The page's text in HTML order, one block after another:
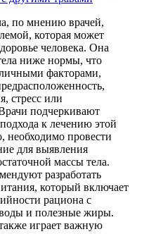
по мнению врачей,
которая может
человека. Она
ниже нормы, что
факторами,
стресс или
подчеркивают
к лечению этой
необходимо провести
для выявления
массы тела.
разработать
который включает
рациона с
и полезные жиры.
играет важную